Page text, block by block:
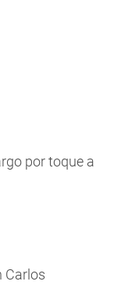
por toque a
Carlos